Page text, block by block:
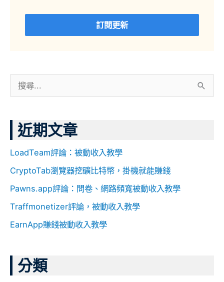
訂閱更新
關
字
:
近期文章
LoadTeam評論：被動收入教學
CryptoTab瀏覽器挖礦比特幣，掛機就能賺錢
Pawns.app評論：問卷、網路頻寬被動收入教學
Traffmonetizer評論，被動收入教學
EarnApp賺錢被動收入教學
分類